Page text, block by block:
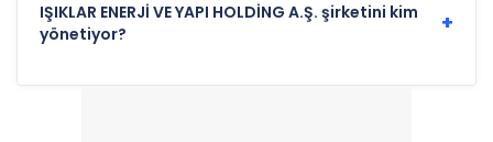
IŞIKLAR ENERJİ VE YAPI HOLDİNG A.Ş. şirketini kim
yönetiyor?
+